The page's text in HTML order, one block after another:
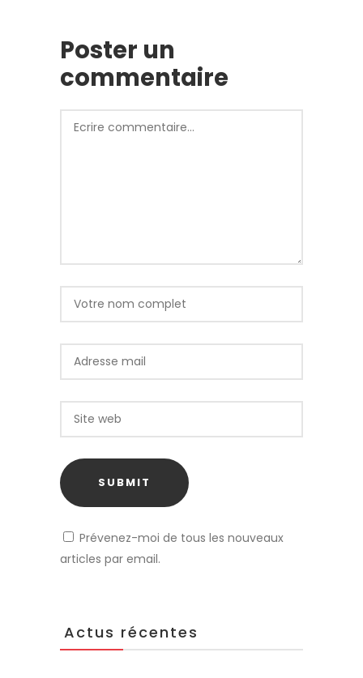
Poster un
commentaire
Prévenez-moi de tous les nouveaux
articles par email.
Actus récentes